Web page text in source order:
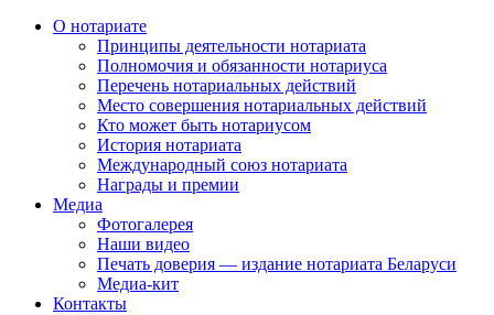
О нотариате
Принципы деятельности нотариата
Полномочия и обязанности нотариуса
Перечень нотариальных действий
Место совершения нотариальных действий
Кто может быть нотариусом
История нотариата
Международный союз нотариата
Награды и премии
Медиа
Фотогалерея
Наши видео
Печать доверия — издание нотариата Беларуси
Медиа-кит
Контакты